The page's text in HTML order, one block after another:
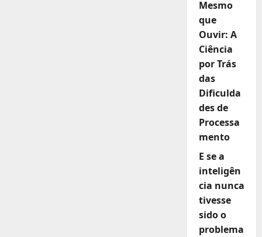
Mesmo
que
Ouvir: A
Ciência
por Trás
das
Dificulda
des de
Processa
mento
E se a
inteligên
cia nunca
tivesse
sido o
problema